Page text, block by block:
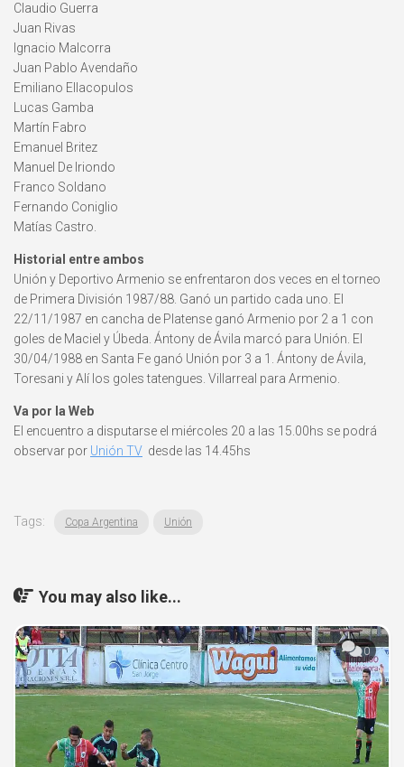
Claudio Guerra
Juan Rivas
Ignacio Malcorra
Juan Pablo Avendaño
Emiliano Ellacopulos
Lucas Gamba
Martín Fabro
Emanuel Britez
Manuel De Iriondo
Franco Soldano
Fernando Coniglio
Matías Castro.
Historial entre ambos
Unión y Deportivo Armenio se enfrentaron dos veces en el torneo
de Primera División 1987/88. Ganó un partido cada uno. El
22/11/1987 en cancha de Platense ganó Armenio por 2 a 1 con
goles de Maciel y Úbeda. Ántony de Ávila marcó para Unión. El
30/04/1988 en Santa Fe ganó Unión por 3 a 1. Ántony de Ávila,
Toresani y Alí los goles tatengues. Villarreal para Armenio.
Va por la Web
El encuentro a disputarse el miércoles 20 a las 15.00hs se podrá
observar por Unión TV desde las 14.45hs
Tags: Copa Argentina Unión
You may also like...
0